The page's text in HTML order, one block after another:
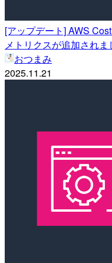
[アップデート] AWS
メトリクスが追加されま
おつまみ
2025.11.21